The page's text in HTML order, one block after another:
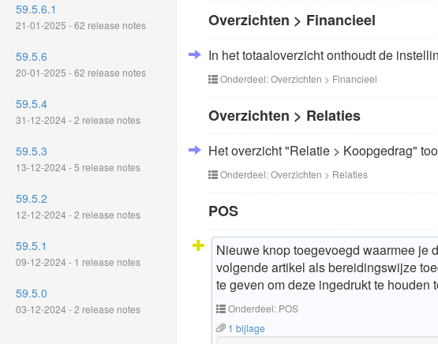
59.5.6.1
21-01-2025 - 62 release notes
59.5.6
20-01-2025 - 62 release notes
59.5.4
31-12-2024 - 2 release notes
59.5.3
13-12-2024 - 5 release notes
59.5.2
12-12-2024 - 2 release notes
59.5.1
09-12-2024 - 1 release notes
59.5.0
03-12-2024 - 2 release notes
Overzichten > Financieel
In het totaaloverzicht onthoudt de
Onderdeel: Overzichten > Financieel
Overzichten > Relaties
Het overzicht "Relatie > Koopgedrag"
Onderdeel: Overzichten > Relaties
POS
Nieuwe knop toegevoegd waarmee je
volgende artikel als bereidingswijze
te geven om deze ingedrukt te houden
Onderdeel: POS
1 bijlage